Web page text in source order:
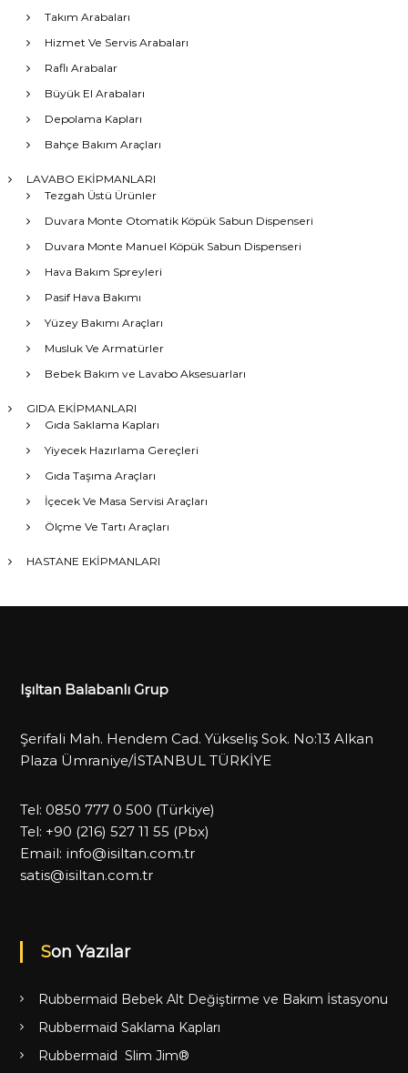
Takım Arabaları
Hizmet Ve Servis Arabaları
Raflı Arabalar
Büyük El Arabaları
Depolama Kapları
Bahçe Bakım Araçları
LAVABO EKİPMANLARI
Tezgah Üstü Ürünler
Duvara Monte Otomatik Köpük Sabun Dispenseri
Duvara Monte Manuel Köpük Sabun Dispenseri
Hava Bakım Spreyleri
Pasif Hava Bakımı
Yüzey Bakımı Araçları
Musluk Ve Armatürler
Bebek Bakım ve Lavabo Aksesuarları
GIDA EKİPMANLARI
Gıda Saklama Kapları
Yiyecek Hazırlama Gereçleri
Gıda Taşıma Araçları
İçecek Ve Masa Servisi Araçları
Ölçme Ve Tartı Araçları
HASTANE EKİPMANLARI
Işıltan Balabanlı Grup
Şerifali Mah. Hendem Cad. Yükseliş Sok. No:13 Alkan
Plaza Ümraniye/İSTANBUL TÜRKİYE
Tel: 0850 777 0 500 (Türkiye)
Tel: +90 (216) 527 11 55 (Pbx)
Email: info@isiltan.com.tr
satis@isiltan.com.tr
Son Yazılar
Rubbermaid Bebek Alt Değiştirme ve Bakım İstasyonu
Rubbermaid Saklama Kapları
Rubbermaid Slim Jim®